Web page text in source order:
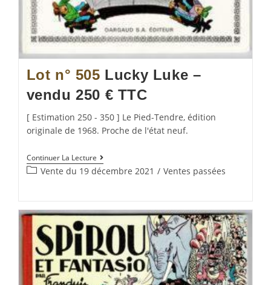
Lot n° 505 Lucky Luke –
vendu 250 € TTC
[ Estimation 250 - 350 ] Le Pied-Tendre, édition
originale de 1968. Proche de l'état neuf.
Continuer La Lecture
Vente du 19 décembre 2021 / Ventes passées